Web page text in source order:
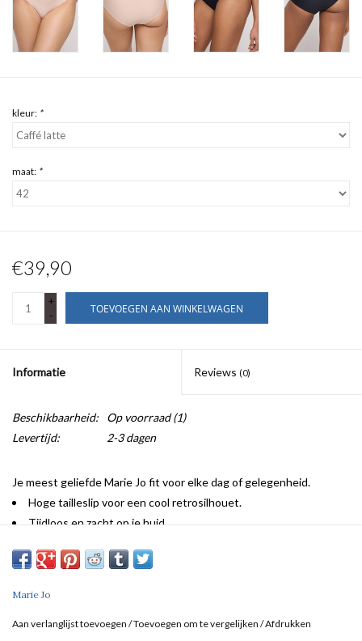
kleur: *
maat: *
€39,90
+
-
TOEVOEGEN AAN WINKELWAGEN
Informatie Reviews (0)
Beschikbaarheid: Op voorraad(1)
Levertijd:
2-3 dagen
Je meest geliefde Marie Jo fit voor elke dag of gelegenheid.
Hoge tailleslip voor een cool retrosilhouet.
Tijdloos en zacht op je huid
Marie Jo
Aan verlanglijst toevoegen /Toevoegen om te vergelijken /Afdrukken